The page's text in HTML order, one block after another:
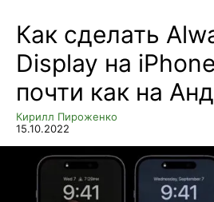
Как сделать
Display на
почти как на
Кирилл Пироженко
15.10.2022